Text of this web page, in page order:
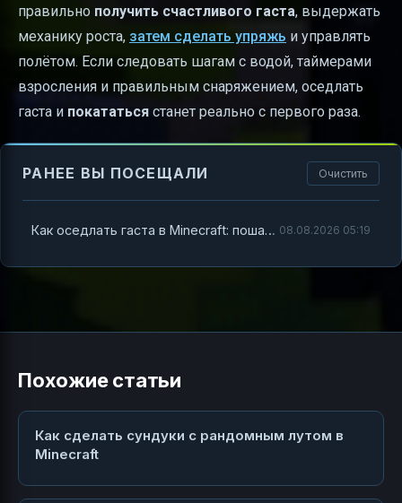
правильно получить счастливого гаста, выдержать
механику роста, затем сделать упряжь и управлять
полётом. Если следовать шагам с водой, таймерами
взросления и правильным снаряжением, оседлать
гаста и покататься станет реально с первого раза.
РАНЕЕ ВЫ ПОСЕЩАЛИ Очистить
Как оседлать гаста в Minecraft: пошагово, чтобы он возил вас 08.08.2026 05:19
Похожие статьи
Как сделать сундуки с рандомным лутом в
Minecraft